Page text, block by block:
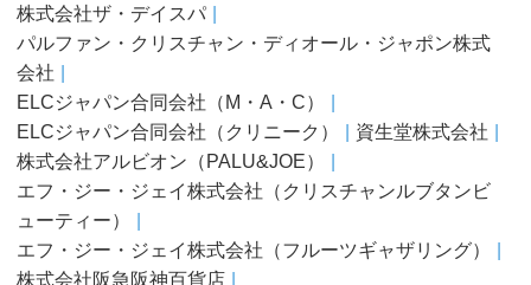
株式会社ザ・デイスパ
パルファン・クリスチャン・ディオール・ジャポン株式
会社
ELCジャパン合同会社（M・A・C）
ELCジャパン合同会社（クリニーク）
資生堂株式会社
株式会社アルビオン（PALU&JOE）
エフ・ジー・ジェイ株式会社（クリスチャンルブタンビ
ューティー）
エフ・ジー・ジェイ株式会社（フルーツギャザリング）
株式会社阪急阪神百貨店